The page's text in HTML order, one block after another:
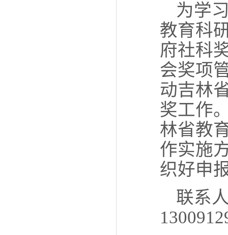
为学
教育科
府社科
会奖项
动吉林
奖工作
林省教
作实施
织好申
联系